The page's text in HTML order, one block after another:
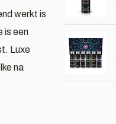
werkt is
is een
Luxe
na